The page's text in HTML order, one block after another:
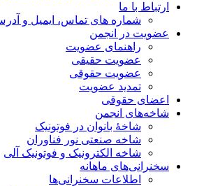
ارتباط با ما
شماره های تماس، ایمیل و آدرس
عضویت در انجمن
راهنمای عضویت
عضویت حقیقی
عضویت حقوقی
تمدید عضویت
اعضای حقوقی
شاخه‌های انجمن
شاخۀ بانوان در فوتونیک
شاخه صنعتی نور فناوران
شاخه‌ الکترونیک و فوتونیک آلی
سخنرانی‌های ماهانه
اطلاعات سخنرانی‌‌ها